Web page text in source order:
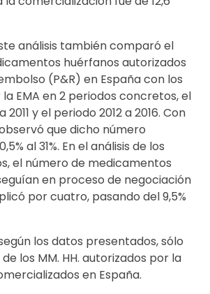
análisis también comparó el
huérfanos autorizados
(P&R) en España con los
EMA en 2 periodos concretos, el
2011 y el periodo 2012 a 2016. Con
que dicho número
al 31%. En el análisis de los
el número de medicamentos
en proceso de negociación
por cuatro, pasando del 9,5%
los datos presentados, sólo
los MM. HH. autorizados por la
en España.